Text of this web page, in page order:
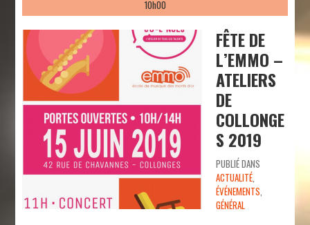
10h00
FÊTE DE
L’EMMO –
ATELIERS
DE
COLLONGE
S 2019
PUBLIÉ DANS
ACTUALITÉ
ÉVÉNEMENTS
GÉNÉRAL